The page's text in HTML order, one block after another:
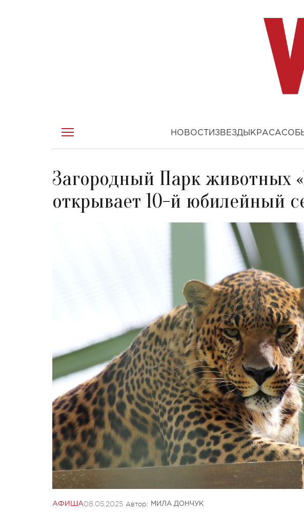
НОВОСТИ ЗВЕЗДЫ КРАСА
Загородный Парк животных
открывает 10-й юбилейный
АФИША08.05.2025 Автор: МИЛА ДОНЧУК